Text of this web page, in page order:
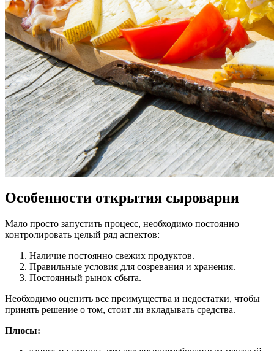
Особенности открытия сыроварни
Мало просто запустить процесс, необходимо постоянно
контролировать целый ряд аспектов:
Наличие постоянно свежих продуктов.
Правильные условия для созревания и хранения.
Постоянный рынок сбыта.
Необходимо оценить все преимущества и недостатки, чтобы
принять решение о том, стоит ли вкладывать средства.
Плюсы: